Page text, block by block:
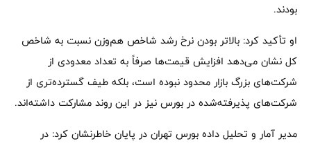
بودند.
او تأکید کرد: بالاتر بودن نرخ رشد شاخص هم‌وزن نسبت به شاخص
کل نشان می‌دهد افزایش قیمت‌ها صرفاً به تعداد معدودی از
شرکت‌های بزرگ بازار محدود نبوده است، بلکه طیف گسترده‌تری از
شرکت‌های پذیرفته‌شده در بورس نیز در این روند مشارکت داشته‌اند.
مدیر آمار و تحلیل داده بورس تهران در پایان خاطرنشان کرد: در